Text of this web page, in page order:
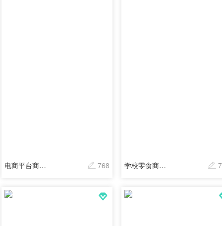
电商平台商品信息订单 768 学校零食商店在线下单